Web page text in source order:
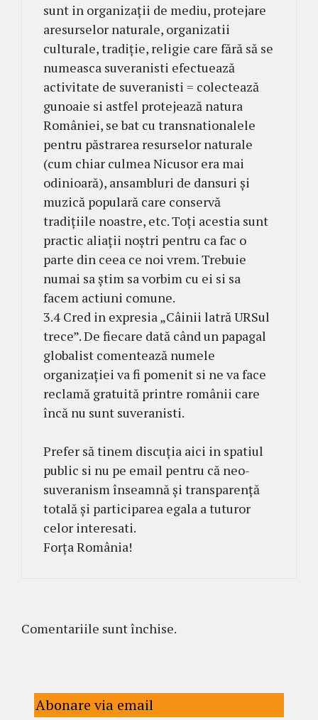
sunt in organizații de mediu, protejare
aresurselor naturale, organizatii
culturale, tradiție, religie care fără să se
numeasca suveranisti efectuează
activitate de suveranisti = colectează
gunoaie si astfel protejează natura
României, se bat cu transnationalele
pentru păstrarea resurselor naturale
(cum chiar culmea Nicusor era mai
odinioară), ansambluri de dansuri și
muzică populară care conservă
tradițiile noastre, etc. Toți acestia sunt
practic aliații noștri pentru ca fac o
parte din ceea ce noi vrem. Trebuie
numai sa știm sa vorbim cu ei si sa
facem actiuni comune.
3.4 Cred in expresia „Câinii latră URSul
trece”. De fiecare dată când un papagal
globalist comentează numele
organizației va fi pomenit si ne va face
reclamă gratuită printre românii care
încă nu sunt suveranisti.
Prefer să tinem discuția aici in spatiul
public si nu pe email pentru că neo-
suveranism înseamnă și transparență
totală și participarea egala a tuturor
celor interesati.
Forța România!
Comentariile sunt închise.
Abonare via email